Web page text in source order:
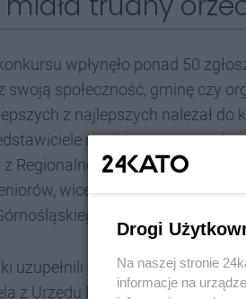
wpłynęło ponad 50
swoją społeczność, gminę czy
z najlepszych należał do
mediów i
Regionalnego Ośrodka Polityki
wiceprzewodnicząca
uzupełnili także Renata
z Urzędu Marszałkowskiego
Drogi
Na naszej stronie
informacje na